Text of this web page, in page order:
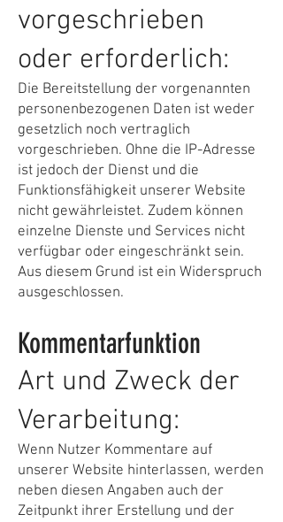
vorgeschrieben
oder erforderlich:
Die Bereitstellung der vorgenannten
personenbezogenen Daten ist weder
gesetzlich noch vertraglich
vorgeschrieben. Ohne die IP-Adresse
ist jedoch der Dienst und die
Funktionsfähigkeit unserer Website
nicht gewährleistet. Zudem können
einzelne Dienste und Services nicht
verfügbar oder eingeschränkt sein.
Aus diesem Grund ist ein Widerspruch
ausgeschlossen.
Kommentarfunktion
Art und Zweck der
Verarbeitung:
Wenn Nutzer Kommentare auf
unserer Website hinterlassen, werden
neben diesen Angaben auch der
Zeitpunkt ihrer Erstellung und der